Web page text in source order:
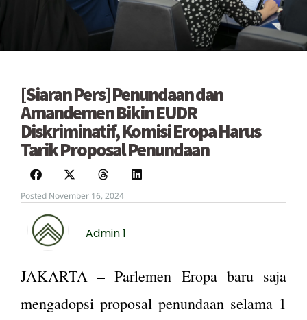
[Siaran Pers] Penundaan dan
Amandemen Bikin EUDR
Diskriminatif, Komisi Eropa Harus
Tarik Proposal Penundaan
Posted November 16, 2024
Admin 1
JAKARTA – Parlemen Eropa baru saja
mengadopsi proposal penundaan selama 1